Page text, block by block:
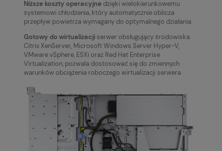
Niższe koszty operacyjne dzięki wielokierunkowemu
systemowi chłodzenia, który automatycznie oblicza
przepływ powietrza wymagany do optymalnego działania
Gotowy do wirtualizacji serwer obsługujący środowiska
Citrix XenServer, Microsoft Windows Server Hyper-V,
VMware vSphere, ESXi oraz Red Hat Enterprise
Virtualization, pozwala dostosować się do zmiennych
warunków obciążenia roboczego wirtualizacji serwera